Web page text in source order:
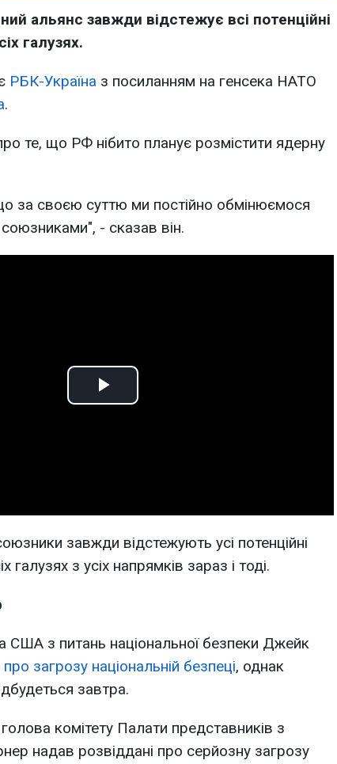
альянс завжди відстежує всі потенційні
галузях.
РБК-Україна з посиланням на генсека НАТО
.
те, що РФ нібито планує розмістити ядерну
за своєю суттю ми постійно обмінюємося
- сказав він.
Play
завжди відстежують усі потенційні
галузях з усіх напрямків зараз і тоді.
США з питань національної безпеки Джейк
про загрозу національній безпеці, однак
завтра.
комітету Палати представників з
надав розвіддані про серйозну загрозу